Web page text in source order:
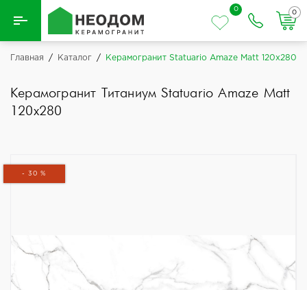
Назад
Керамическая плитка
0
0
Главная / Каталог / Керамогранит Statuario Amaze Matt 120x280
Керамогранит Титаниум Statuario Amaze Matt
120x280
- 30 %